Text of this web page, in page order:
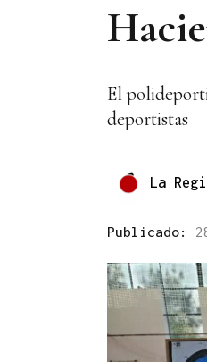
El
deportistas
La
Publicado: